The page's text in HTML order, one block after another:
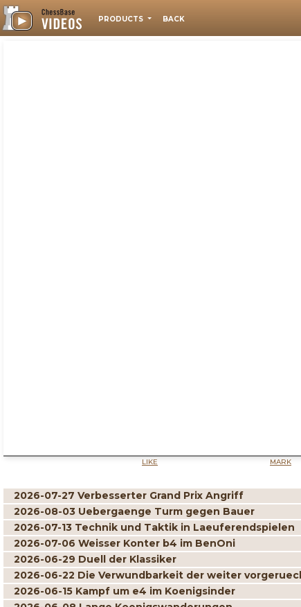
PRODUCTS BACK
LIKE MARK
2026-07-27 Verbesserter Grand Prix Angriff
2026-08-03 Uebergaenge Turm gegen Bauer
2026-07-13 Technik und Taktik in Laeuferendspielen
2026-07-06 Weisser Konter b4 im BenOni
2026-06-29 Duell der Klassiker
2026-06-22 Die Verwundbarkeit der weiter
2026-06-15 Kampf um e4 im Koenigsinder